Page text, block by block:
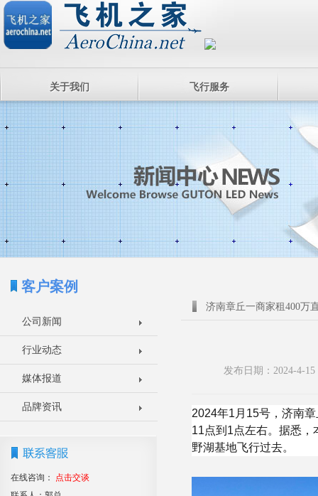
关于我们 飞行服务
客户案例
公司新闻
行业动态
媒体报道
品牌资讯
在线咨询：
点击交谈
济南章丘一商家租400万
发布日期：2024-4-
2024年1月15号，济南
11点到1点左右。据悉
野湖基地飞行过去。